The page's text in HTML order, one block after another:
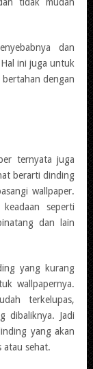
dan
ini juga untuk
dengan
ternyata juga
berarti dinding
wallpaper.
seperti
dan lain
yang kurang
wallpapernya.
terkelupas,
dibaliknya. Jadi
yang akan
atau sehat.